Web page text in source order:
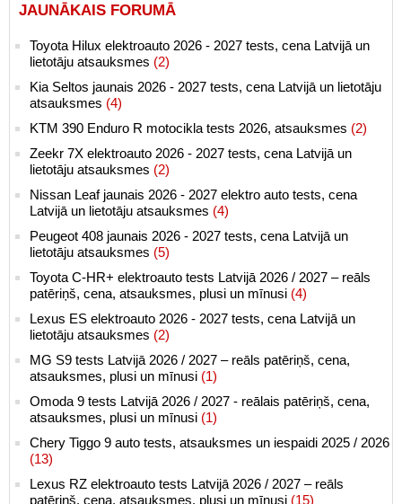
JAUNĀKAIS FORUMĀ
Toyota Hilux elektroauto 2026 - 2027 tests, cena Latvijā un
lietotāju atsauksmes (2)
Kia Seltos jaunais 2026 - 2027 tests, cena Latvijā un lietotāju
atsauksmes (4)
KTM 390 Enduro R motocikla tests 2026, atsauksmes (2)
Zeekr 7X elektroauto 2026 - 2027 tests, cena Latvijā un
lietotāju atsauksmes (2)
Nissan Leaf jaunais 2026 - 2027 elektro auto tests, cena
Latvijā un lietotāju atsauksmes (4)
Peugeot 408 jaunais 2026 - 2027 tests, cena Latvijā un
lietotāju atsauksmes (5)
Toyota C-HR+ elektroauto tests Latvijā 2026 / 2027 – reāls
patēriņš, cena, atsauksmes, plusi un mīnusi (4)
Lexus ES elektroauto 2026 - 2027 tests, cena Latvijā un
lietotāju atsauksmes (2)
MG S9 tests Latvijā 2026 / 2027 – reāls patēriņš, cena,
atsauksmes, plusi un mīnusi (1)
Omoda 9 tests Latvijā 2026 / 2027 - reālais patēriņš, cena,
atsauksmes, plusi un mīnusi (1)
Chery Tiggo 9 auto tests, atsauksmes un iespaidi 2025 / 2026
(13)
Lexus RZ elektroauto tests Latvijā 2026 / 2027 – reāls
patēriņš, cena, atsauksmes, plusi un mīnusi (15)